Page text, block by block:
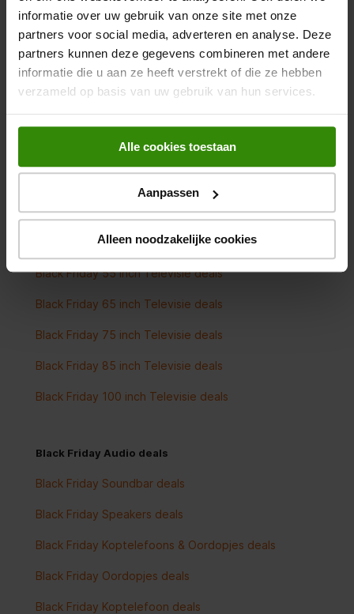
informatie over uw gebruik van onze site met onze
partners voor social media, adverteren en analyse. Deze
partners kunnen deze gegevens combineren met andere
informatie die u aan ze heeft verstrekt of die ze hebben
verzameld op basis van uw gebruik van hun services.
Alle cookies toestaan
Aanpassen
Alleen noodzakelijke cookies
Black Friday TCL deals
Black Friday Tefal deals
Black Friday Miele deals
Black Friday televisie deals
Black Friday QLED Televisie deals
Black Friday OLED Televisie deals
Black Friday 55 inch Televisie deals
Black Friday 65 inch Televisie deals
Black Friday 75 inch Televisie deals
Black Friday 85 inch Televisie deals
Black Friday 100 inch Televisie deals
Black Friday Audio deals
Black Friday Soundbar deals
Black Friday Speakers deals
Black Friday Koptelefoons & Oordopjes deals
Black Friday Oordopjes deals
Black Friday Koptelefoon deals